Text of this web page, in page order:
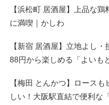
【浜松町 居酒屋】上品な
に満喫｜かしわ
【新宿 居酒屋】立地よし
88円から楽しめる「よいも
【梅田 とんかつ】ロース
しい！大阪駅直結で便利な